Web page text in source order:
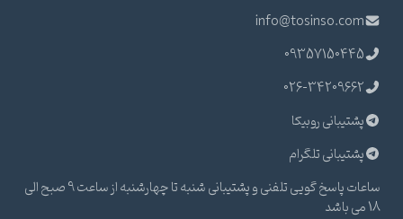
info@tosinso.com
09357150445
026-34209662
پشتیبانی روبیکا
پشتیبانی تلگرام
ساعات پاسخ گویی تلفنی و پشتیبانی شنبه تا چهارشنبه از ساعت 9 صبح الی
18 می باشد